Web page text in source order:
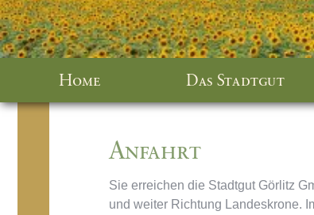
Home Das Stadtgut
Anfahrt
Sie erreichen die Stadtgut Görlitz
und weiter Richtung Landeskrone.